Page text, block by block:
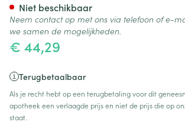
€ 44,29
Terugbetaalbaar
Als je recht hebt op een terugbetaling voor dit
apotheek een verlaagde prijs en niet de prijs die op
staat.
Niet beschikbaar
Neem contact op met ons via telefoon of e-
we samen de mogelijkheden.